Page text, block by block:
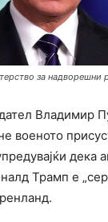
за надворешни
Владимир
военото
дека
Трамп е